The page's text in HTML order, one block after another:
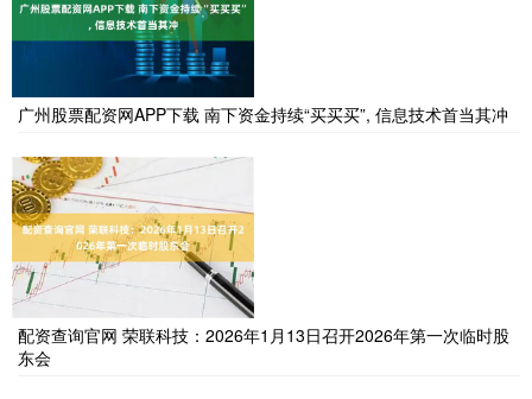
广州股票配资网APP下载 南下资金持续“买买买”, 信息技术首当其冲
配资查询官网 荣联科技：2026年1月13日召开2026年第一次临时股
东会